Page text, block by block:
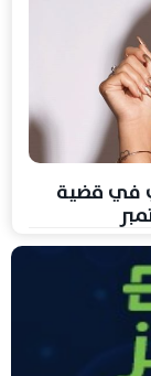
في قضية